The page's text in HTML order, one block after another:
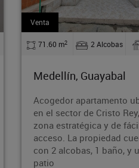
Arriendo
110 m 4 Alcobas
Medellín, Guayabal
Alquila esta cómoda y
espaciosa casa en el
barrio Rodeo Norte de
Con 110 m², 4
parqueadero y acceso a
transporte públi